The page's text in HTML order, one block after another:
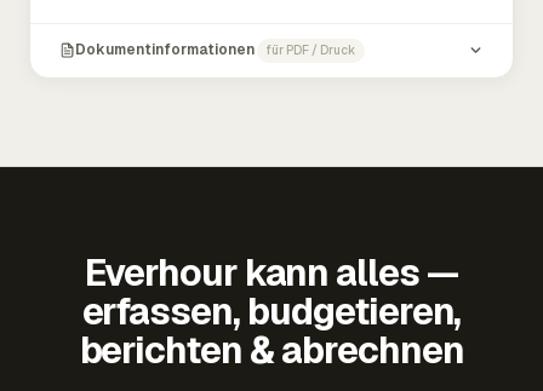
Dokumentinformationen für PDF / Druck
Everhour kann alles —
erfassen, budgetieren,
berichten & abrechnen